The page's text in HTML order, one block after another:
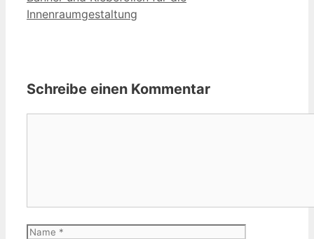
Innenraumgestaltung
Schreibe einen Kommentar
Name